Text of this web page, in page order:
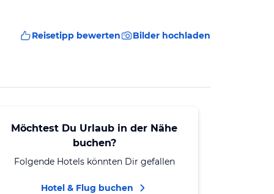
Reisetipp bewerten Bilder hochladen
Möchtest Du Urlaub in der Nähe
buchen?
Folgende Hotels könnten Dir gefallen
Hotel & Flug buchen